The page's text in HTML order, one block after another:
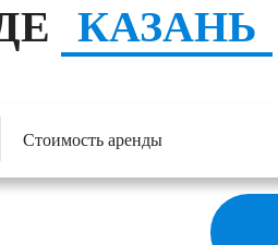
КАЗАНЬ
Стоимость аренды
От До